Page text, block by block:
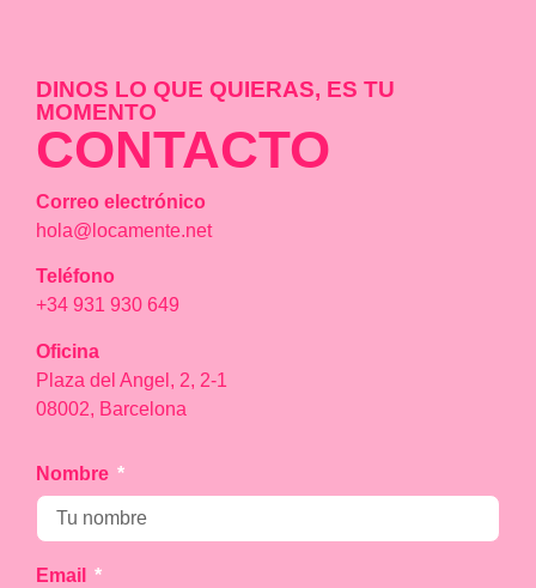
DINOS LO QUE QUIERAS, ES TU
MOMENTO
CONTACTO
Correo electrónico
hola@locamente.net
Teléfono
+34 931 930 649
Oficina
Plaza del Angel, 2, 2-1
08002, Barcelona
Nombre
Email